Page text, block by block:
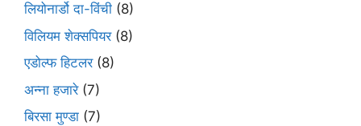
लियोनार्डो दा-विंची (8)
विलियम शेक्सपियर(8)
एडोल्फ हिटलर(8)
अन्ना हजारे(7)
बिरसा मुण्डा (7)